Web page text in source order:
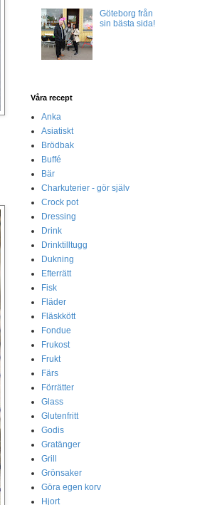
Göteborg från
sin bästa sida!
Våra recept
Anka
Asiatiskt
Brödbak
Buffé
Bär
Charkuterier - gör själv
Crock pot
Dressing
Drink
Drinktilltugg
Dukning
Efterrätt
Fisk
Fläder
Fläskkött
Fondue
Frukost
Frukt
Färs
Förrätter
Glass
Glutenfritt
Godis
Gratänger
Grill
Grönsaker
Göra egen korv
Hjort